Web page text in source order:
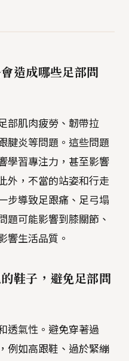
造成哪些足部問
部肌肉疲勞、韌帶拉
腱炎等問題。這些問題
學習專注力，甚至影響
外，不當的站姿和行走
步導致足跟痛、足弓塌
題可能影響到膝關節、
響生活品質。
鞋子，避免足部問
透氣性。避免穿著過
例如高跟鞋、過於緊繃